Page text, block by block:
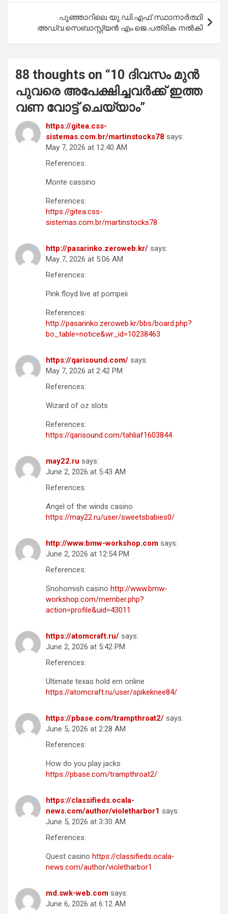
p
പൂഞ്ഞാറിലെ യു.ഡി.എഫ് സ്ഥാനാർത്ഥി
അഡ്വ.സെബാസ്റ്റ്യൻ എം.ജെ.പത്രിക നൽകി
88 thoughts on “10 ദി​വ​സം മു​ൻ​
പുവ​രെ അ​പേ​ക്ഷി​ച്ച​വ​ർ​ക്ക് ഇ​ത്ത​
വ​ണ വോ​ട്ട് ചെ​യ്യാം”
https://gitea.css-
sistemas.com.br/martinstocks78 says:
May 7, 2026 at 12:40 AM
References:
Monte cassino
References:
https://gitea.css-
sistemas.com.br/martinstocks78
http://pasarinko.zeroweb.kr/ says:
May 7, 2026 at 5:06 AM
References:
Pink floyd live at pompeii
References:
http://pasarinko.zeroweb.kr/bbs/board.php?
bo_table=notice&wr_id=10238463
https://qarisound.com/ says:
May 7, 2026 at 2:42 PM
References:
Wizard of oz slots
References:
https://qarisound.com/tahliaf1603844
may22.ru says:
June 2, 2026 at 5:43 AM
References:
Angel of the winds casino
https://may22.ru/user/sweetsbabies0/
http://www.bmw-workshop.com says:
June 2, 2026 at 12:54 PM
References:
Snohomish casino http://www.bmw-
workshop.com/member.php?
action=profile&uid=43011
https://atomcraft.ru/ says:
June 2, 2026 at 5:42 PM
References:
Ultimate texas hold em online
https://atomcraft.ru/user/spikeknee84/
https://pbase.com/trampthroat2/ says:
June 5, 2026 at 2:28 AM
References:
How do you play jacks
https://pbase.com/trampthroat2/
https://classifieds.ocala-
news.com/author/violetharbor1 says:
June 5, 2026 at 3:30 AM
References:
Quest casino https://classifieds.ocala-
news.com/author/violetharbor1
md.swk-web.com says:
June 6, 2026 at 6:12 AM